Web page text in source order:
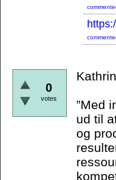
0
votes
”Med
ud til
og